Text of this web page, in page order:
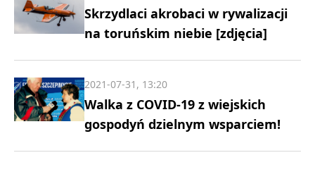
Skrzydlaci akrobaci w rywalizacji
na toruńskim niebie [zdjęcia]
Walka z COVID-19 z wiejskich
gospodyń dzielnym wsparciem!
2021-07-31, 13:20